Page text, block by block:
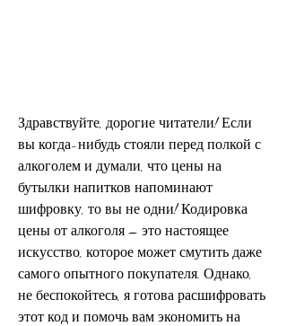
Здравствуйте, дорогие читатели! Если
вы когда-нибудь стояли перед полкой с
алкоголем и думали, что цены на
бутылки напитков напоминают
шифровку, то вы не одни! Кодировка
цены от алкоголя – это настоящее
искусство, которое может смутить даже
самого опытного покупателя. Однако,
не беспокойтесь, я готова расшифровать
этот код и помочь вам экономить на